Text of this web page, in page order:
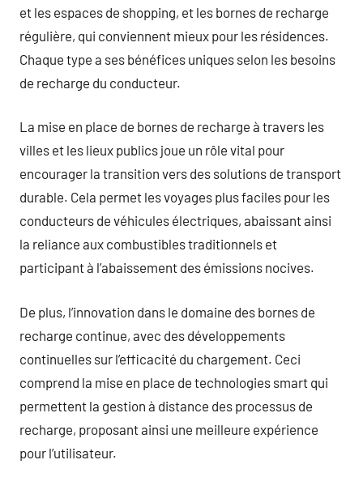
et les espaces de shopping, et les bornes de recharge
régulière, qui conviennent mieux pour les résidences.
Chaque type a ses bénéfices uniques selon les besoins
de recharge du conducteur.
La mise en place de bornes de recharge à travers les
villes et les lieux publics joue un rôle vital pour
encourager la transition vers des solutions de transport
durable. Cela permet les voyages plus faciles pour les
conducteurs de véhicules électriques, abaissant ainsi
la reliance aux combustibles traditionnels et
participant à l’abaissement des émissions nocives.
De plus, l’innovation dans le domaine des bornes de
recharge continue, avec des développements
continuelles sur l’efficacité du chargement. Ceci
comprend la mise en place de technologies smart qui
permettent la gestion à distance des processus de
recharge, proposant ainsi une meilleure expérience
pour l’utilisateur.